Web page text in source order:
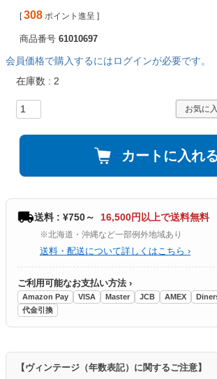
[ 308 ポイント進呈 ]
商品番号 61010697
会員価格で購入するにはログインが必要です。
在庫数
2
お気に
カートに入れ
送料 : ¥750～ 16,500円以上で送料無料
※北海道・沖縄など一部例外地域あり
送料・配送について詳しくはこちら ›
ご利用可能なお支払い方法 ›
Amazon Pay VISA Master JCB AMEX
代金引換
【ヴィンテージ（年数表記）に関するご注意】